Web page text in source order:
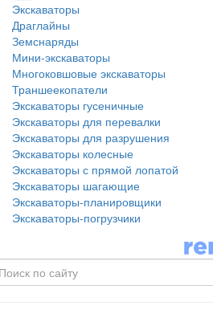
Экскаваторы
Драглайны
Земснаряды
Мини-экскаваторы
Многоковшовые экскаваторы
Траншеекопатели
Экскаваторы гусеничные
Экскаваторы для перевалки
Экскаваторы для разрушения
Экскаваторы колесные
Экскаваторы с прямой лопатой
Экскаваторы шагающие
Экскаваторы-планировщики
Экскаваторы-погрузчики